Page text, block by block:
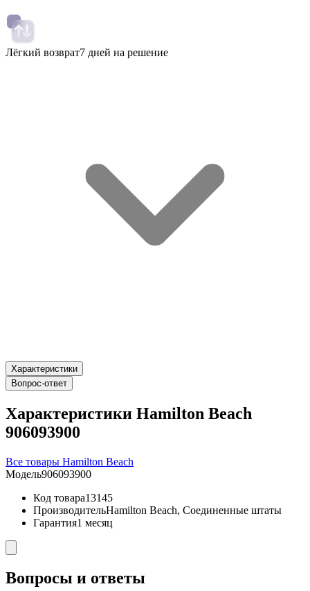
Лёгкий возврат7 дней на решение
Характеристики
Вопрос-ответ
Характеристики Hamilton Beach
906093900
Все товары Hamilton Beach
Модель906093900
Код товара13145
ПроизводительHamilton Beach, Соединенные штаты
Гарантия1 месяц
Вопросы и ответы